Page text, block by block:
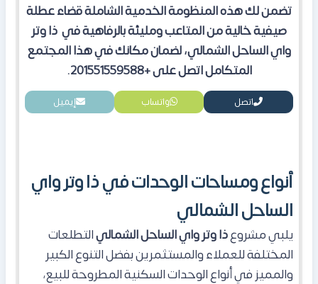
تضمن لك هذه المنظومة الخدمية الشاملة قضاء عطلة
صيفية خالية من المتاعب ومليئة بالرفاهية في ذا وتر
واي الساحل الشمالي، لضمان مكانك في هذا المجتمع
المتكامل اتصل على +201551559588.
اتصل واتساب إيميل
أنواع ومساحات الوحدات في ذا وتر واي
الساحل الشمالي
يلبي مشروعذا وتر واي الساحل الشماليالتطلعات
المختلفة للعملاء والمستثمرين بفضل التنوع الكبير
والمميز في أنواع الوحدات السكنية المطروحة للبيع،